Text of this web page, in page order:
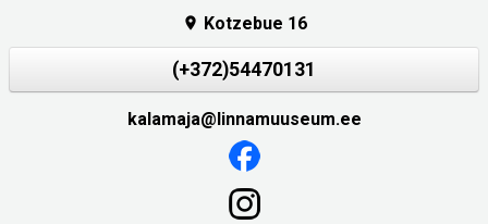
 Kotzebue 16
(+372)54470131
kalamaja@linnamuuseum.ee